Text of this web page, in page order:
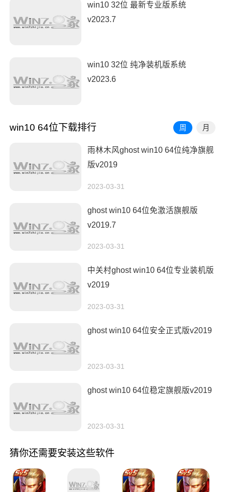
win10 32位 最新专业版系统
v2023.7
win10 32位 纯净装机版系统
v2023.6
win10 64位下载排行 周 月
雨林木风ghost win10 64位纯净旗舰
版v2019
2023-03-31
ghost win10 64位免激活旗舰版
v2019.7
2023-03-31
中关村ghost win10 64位专业装机版
v2019
2023-03-31
ghost win10 64位安全正式版v2019
2023-03-31
ghost win10 64位稳定旗舰版v2019
2023-03-31
猜你还需要安装这些软件